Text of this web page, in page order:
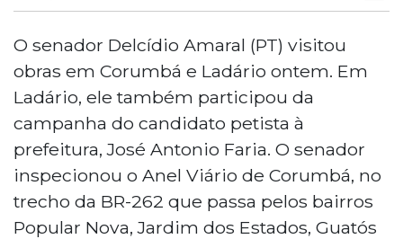
O senador Delcídio Amaral (PT) visitou
obras em Corumbá e Ladário ontem. Em
Ladário, ele também participou da
campanha do candidato petista à
prefeitura, José Antonio Faria. O senador
inspecionou o Anel Viário de Corumbá, no
trecho da BR-262 que passa pelos bairros
Popular Nova, Jardim dos Estados, Guatós